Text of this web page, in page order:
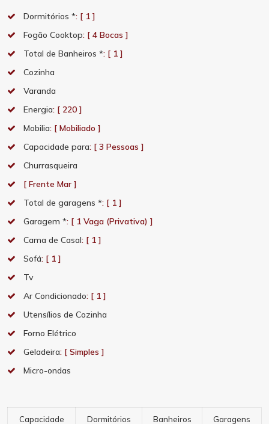
Dormitórios *: [ 1 ]
Fogão Cooktop: [ 4 Bocas ]
Total de Banheiros *: [ 1 ]
Cozinha
Varanda
Energia: [ 220 ]
Mobilia: [ Mobiliado ]
Capacidade para: [ 3 Pessoas ]
Churrasqueira
[ Frente Mar ]
Total de garagens *: [ 1 ]
Garagem *: [ 1 Vaga (Privativa) ]
Cama de Casal: [ 1 ]
Sofá: [ 1 ]
Tv
Ar Condicionado: [ 1 ]
Utensílios de Cozinha
Forno Elétrico
Geladeira: [ Simples ]
Micro-ondas
Capacidade Dormitórios Banheiros Garagens